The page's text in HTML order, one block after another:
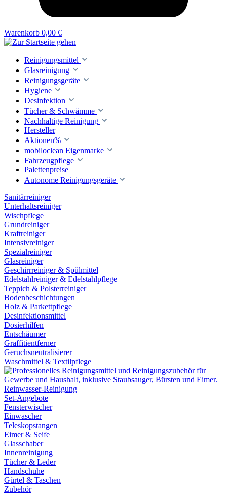
Warenkorb 0,00 €
Reinigungsmittel
Glasreinigung
Reinigungsgeräte
Hygiene
Desinfektion
Tücher & Schwämme
Nachhaltige Reinigung
Hersteller
Aktionen%
mobiloclean Eigenmarke
Fahrzeugpflege
Palettenpreise
Autonome Reinigungsgeräte
Sanitärreiniger
Unterhaltsreiniger
Wischpflege
Grundreiniger
Kraftreiniger
Intensivreiniger
Spezialreiniger
Glasreiniger
Geschirrreiniger & Spülmittel
Edelstahlreiniger & Edelstahlpflege
Teppich & Polsterreiniger
Bodenbeschichtungen
Holz & Parkettpflege
Desinfektionsmittel
Dosierhilfen
Entschäumer
Graffitientferner
Geruchsneutralisierer
Waschmittel & Textilpflege
Reinwasser-Reinigung
Set-Angebote
Fensterwischer
Einwascher
Teleskopstangen
Eimer & Seife
Glasschaber
Innenreinigung
Tücher & Leder
Handschuhe
Gürtel & Taschen
Zubehör